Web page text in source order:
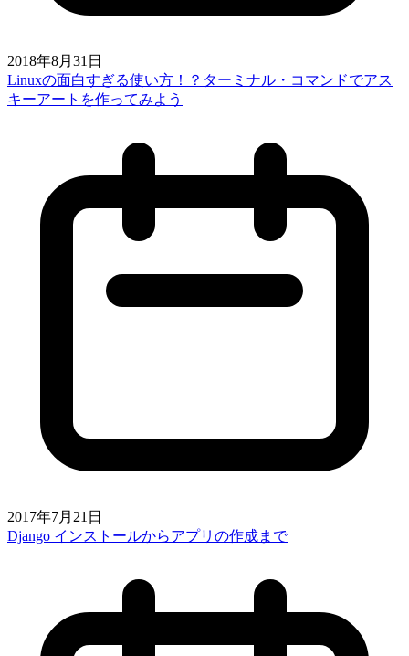
2018年8月31日
Linuxの面白すぎる使い方！？ターミナル・コマンドでアス
キーアートを作ってみよう
2017年7月21日
Django インストールからアプリの作成まで